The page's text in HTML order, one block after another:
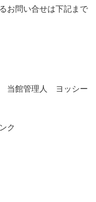
お問い合せは下記まで
当館管理人 ヨッシー
ク